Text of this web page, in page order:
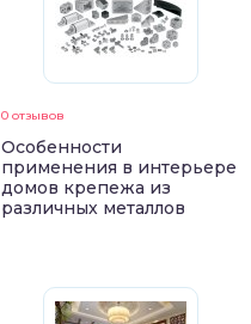
0 отзывов
Особенности
применения в интерьере
домов крепежа из
различных металлов